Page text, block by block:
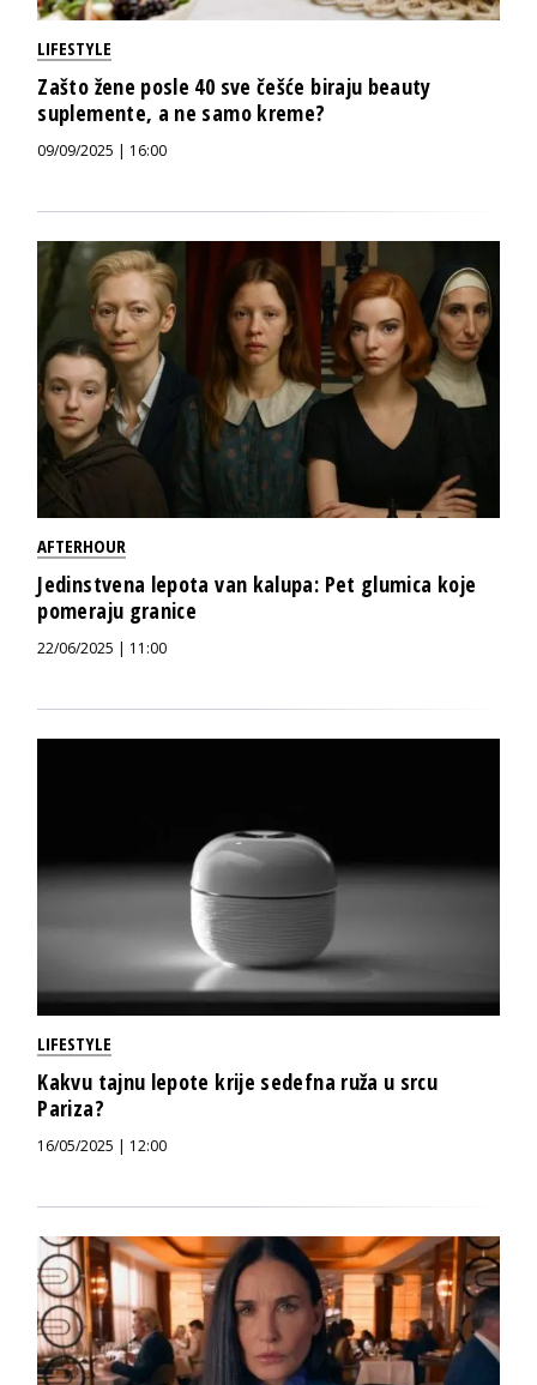
LIFESTYLE
Zašto žene posle 40 sve češće biraju beauty
suplemente, a ne samo kreme?
09/09/2025 | 16:00
AFTERHOUR
Jedinstvena lepota van kalupa: Pet glumica koje
pomeraju granice
22/06/2025 | 11:00
LIFESTYLE
Kakvu tajnu lepote krije sedefna ruža u srcu
Pariza?
16/05/2025 | 12:00